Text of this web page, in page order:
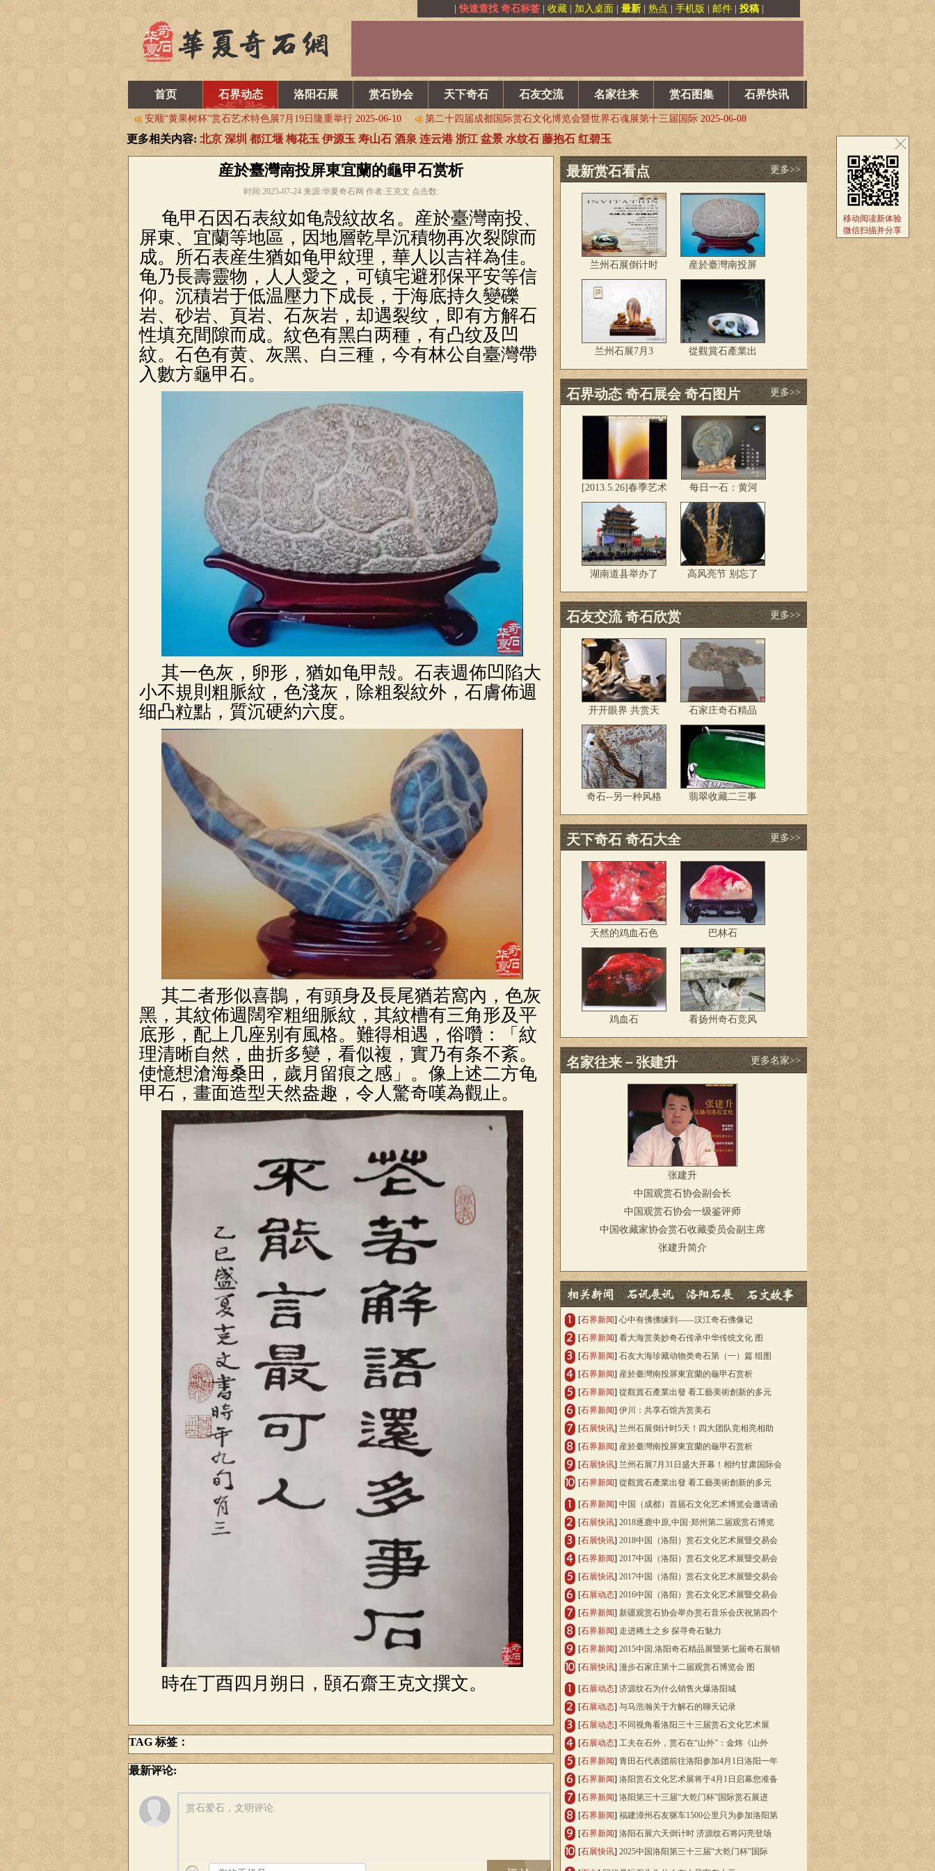
移动阅读新体验
微信扫描并分享
|快速查找 奇石标签| 收藏| 加入桌面 最新| 热点 手机版 邮件| 投稿|
首页 石界动态 洛阳石展 赏石协会 天下奇石 石友交流 名家往来 赏石图集 石界快讯
兰州石展倒计时5天！四大团队竞相亮相助力
2025中国（兰州）丝绸之路国际赏石文化节正式启动
“黄果树杯”赏石艺术特色展，参展作品精彩亮相（第二集） 2025-07-03 贵州欢迎您！安顺等你来！——“黄果树杯”赏石文化旅游节， 2025-06-21
2025年6月20至30日中国·宝鸡首届赏石文化博览会 暨“九龙杯”全
2025-06-17 乌拉特后旗石博会追风而来 | 展讯更新
2025-06-12
安顺“黄果树杯”赏石艺术特色展7月19日隆重举行 2025-06-10 第二十四届成都国际赏石文化博览会暨世界石魂展第十三届国际 2025-06-08
兰州石展倒计时5天！四大团队竞相亮相助力 2025-07-26 兰州石展7月31日盛大开幕！相约甘肃国际会展中心！
2025中国（兰州）丝绸之路国际赏石文化节正式启动
2025-07-15 2025第七届中国（杭州）赏石文化艺术节暨第六届黄蜡石文化艺术
2025-07-09
2025-07-03 贵州欢迎您！安顺等你来！——“黄果树杯”赏石文化旅游节， 2025-06-21
乌拉特后旗石博会追风而来 | 展讯更新 2025-06-12
安顺“黄果树杯”赏石艺术特色展7月19日隆重举行2025-06-10 第二十四届成都国际赏石文化博览会暨世界石魂展第十三届国际 2025-06-08
更多相关内容: 北京 深圳 都江堰 梅花玉 伊源玉 寿山石 酒泉 连云港 浙江 盆景 水纹石 藤抱石 红碧玉
産於臺灣南投屏東宜蘭的龜甲石赏析
时间:2025-07-24 来源:华夏奇石网 作者:王克文 点击数:
龟甲石因石表紋如龟殻紋故名。産於臺灣南投、
屏東、宜蘭等地區，因地層乾旱沉積物再次裂隙而
成。所石表産生猶如龟甲紋理，華人以吉祥為佳。
龟乃長壽靈物，人人愛之，可镇宅避邪保平安等信
仰。沉積岩于低温壓力下成長，于海底持久變礫
岩、砂岩、頁岩、石灰岩，却遇裂纹，即有方解石
性填充間隙而成。紋色有黑白两種，有凸纹及凹
紋。石色有黄、灰黑、白三種，今有林公自臺灣帶
入數方龜甲石。
其一色灰，卵形，猶如龟甲殻。石表週佈凹陷大
小不規則粗脈紋，色淺灰，除粗裂紋外，石膚佈週
细凸粒點，質沉硬約六度。
其二者形似喜鵲，有頭身及長尾猶若窩內，色灰
黑，其紋佈週闊窄粗细脈紋，其紋槽有三角形及平
底形，配上几座别有風格。難得相遇，俗囋：「紋
理清晰自然，曲折多變，看似複，實乃有条不紊。
使憶想滄海桑田，歲月留痕之感」。像上述二方龟
甲石，畫面造型天然盎趣，令人驚奇嘆為觀止。
時在丁酉四月朔日， 頣石齋王克文撰文。
TAG 标签：
最新评论:
赏石爱石，文明评论
最新赏石看点 更多>>
兰州石展倒计时 産於臺灣南投屏
兰州石展7月3 從觀賞石產業出
石界动态 奇石展会 奇石图片 更多>>
[2013.5.26]春季艺术 每日一石：黄河
湖南道县举办了 高风亮节 别忘了
石友交流 奇石欣赏 更多>>
开开眼界 共赏天 石家庄奇石精品
奇石--另一种风格 翡翠收藏二三事
天下奇石 奇石大全 更多>>
天然的鸡血石色 巴林石
鸡血石 看扬州奇石竞风
名家往来－张建升 更多名家>>
张建升
中国观赏石协会副会长
中国观赏石协会一级鉴评师
中国收藏家协会赏石收藏委员会副主席
张建升简介
[石界新闻] 心中有佛佛缘到——汉江奇石佛像记
[石界新闻] 看大海赏美妙奇石传承中华传统文化 图
[石界新闻] 石友大海珍藏动物类奇石第（一）篇 组图
[石界新闻] 産於臺灣南投屏東宜蘭的龜甲石赏析
[石界新闻] 從觀賞石產業出發 看工藝美術創新的多元
[石界新闻] 伊川：共享石馆共赏美石
[石展快讯] 兰州石展倒计时5天！四大团队竞相亮相助
[石界新闻] 産於臺灣南投屏東宜蘭的龜甲石赏析
[石展快讯] 兰州石展7月31日盛大开幕！相约甘肃国际会
[石界新闻] 從觀賞石產業出發 看工藝美術創新的多元
[石界新闻] 中国（成都）首届石文化艺术博览会邀请函
[石展快讯] 2018逐鹿中原,中国·郑州第二届观赏石博览
[石展快讯] 2018中国（洛阳）赏石文化艺术展暨交易会
[石界新闻] 2017中国（洛阳）赏石文化艺术展暨交易会
[石展快讯] 2017中国（洛阳）赏石文化艺术展暨交易会
[石展动态] 2016中国（洛阳）赏石文化艺术展暨交易会
[石界新闻] 新疆观赏石协会举办赏石音乐会庆祝第四个
[石界新闻] 走进稀土之乡 探寻奇石魅力
[石界新闻] 2015中国.洛阳奇石精品展暨第七届奇石展销
[石展快讯] 漫步石家庄第十二届观赏石博览会 图
[石展动态] 济源纹石为什么销售火爆洛阳城
[石展动态] 与马浩瀚关于方解石的聊天记录
[石展动态] 不同视角看洛阳三十三届赏石文化艺术展
[石展动态] 工夫在石外，赏石在“山外”：金炜《山外
[石界新闻] 青田石代表团前往洛阳参加4月1日洛阳一年
[石界新闻] 洛阳赏石文化艺术展将于4月1日启幕您准备
[石界新闻] 洛阳第三十三届“大乾门杯”国际赏石展进
[石界新闻] 福建漳州石友驱车1500公里只为参加洛阳第
[石界新闻] 洛阳石展六天倒计时 济源纹石将闪亮登场
[石展快讯] 2025中国洛阳第三十三届“大乾门杯”国际